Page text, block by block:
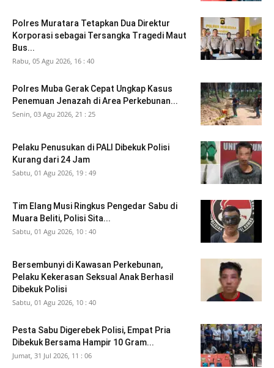
Polres Muratara Tetapkan Dua Direktur
Korporasi sebagai Tersangka Tragedi Maut
Bus...
Rabu, 05 Agu 2026, 16 : 40
Polres Muba Gerak Cepat Ungkap Kasus
Penemuan Jenazah di Area Perkebunan...
Senin, 03 Agu 2026, 21 : 25
Pelaku Penusukan di PALI Dibekuk Polisi
Kurang dari 24 Jam
Sabtu, 01 Agu 2026, 19 : 49
Tim Elang Musi Ringkus Pengedar Sabu di
Muara Beliti, Polisi Sita...
Sabtu, 01 Agu 2026, 10 : 40
Bersembunyi di Kawasan Perkebunan,
Pelaku Kekerasan Seksual Anak Berhasil
Dibekuk Polisi
Sabtu, 01 Agu 2026, 10 : 40
Pesta Sabu Digerebek Polisi, Empat Pria
Dibekuk Bersama Hampir 10 Gram...
Jumat, 31 Jul 2026, 11 : 06